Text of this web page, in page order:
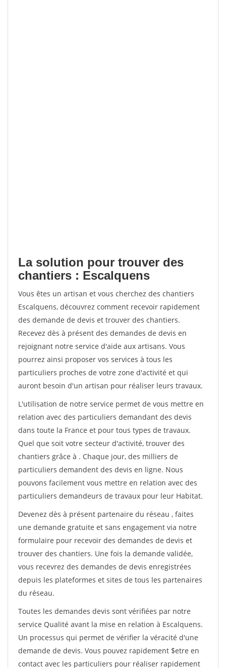
La solution pour trouver des
chantiers : Escalquens
Vous êtes un artisan et vous cherchez des chantiers
Escalquens, découvrez comment recevoir rapidement
des demande de devis et trouver des chantiers.
Recevez dès à présent des demandes de devis en
rejoignant notre service d'aide aux artisans. Vous
pourrez ainsi proposer vos services à tous les
particuliers proches de votre zone d'activité et qui
auront besoin d'un artisan pour réaliser leurs travaux.
L'utilisation de notre service permet de vous mettre en
relation avec des particuliers demandant des devis
dans toute la France et pour tous types de travaux.
Quel que soit votre secteur d'activité, trouver des
chantiers grâce à . Chaque jour, des milliers de
particuliers demandent des devis en ligne. Nous
pouvons facilement vous mettre en relation avec des
particuliers demandeurs de travaux pour leur Habitat.
Devenez dès à présent partenaire du réseau , faites
une demande gratuite et sans engagement via notre
formulaire pour recevoir des demandes de devis et
trouver des chantiers. Une fois la demande validée,
vous recevrez des demandes de devis enregistrées
depuis les plateformes et sites de tous les partenaires
du réseau.
Toutes les demandes devis sont vérifiées par notre
service Qualité avant la mise en relation à Escalquens.
Un processus qui permet de vérifier la véracité d'une
demande de devis. Vous pouvez rapidement $etre en
contact avec les particuliers pour réaliser rapidement